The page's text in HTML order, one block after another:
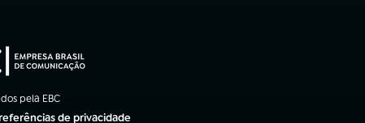
pela EBC
de privacidade